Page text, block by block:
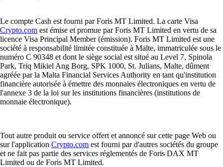
Le compte Cash est fourni par Foris MT Limited. La carte Visa
Crypto.com est émise et promue par Foris MT Limited en vertu de sa
licence Visa Principal Member (émission). Foris MT Limited est une
société à responsabilité limitée constituée à Malte, immatriculée sous le
numéro C 90348 et dont le siège social est situé au Level 7, Spinola
Park, Triq Mikiel Ang Borg, SPK 1000, St. Julians, Malte, dûment
agréée par la Malta Financial Services Authority en tant qu'institution
financière autorisée à émettre des monnaies électroniques en vertu de
l'annexe 3 de la loi sur les institutions financières (institutions de
monnaie électronique).
Tout autre produit ou service offert et annoncé sur cette page Web ou
sur l'application Crypto.com est fourni par d'autres sociétés du groupe
et ne fait pas partie des services réglementés de Foris DAX MT
Limited ou de Foris MT Limited.